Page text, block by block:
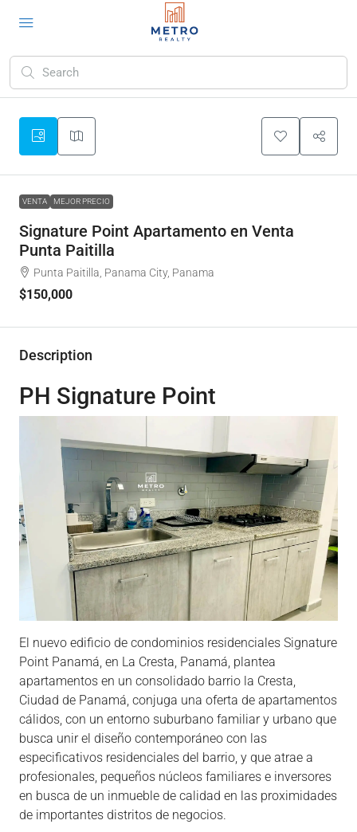
VENTA MEJOR PRECIO
Signature Point Apartamento en Venta
Punta Paitilla
Punta Paitilla, Panama City, Panama
$150,000
Description
PH Signature Point
El nuevo edificio de condominios residenciales Signature
Point Panamá, en La Cresta, Panamá, plantea
apartamentos en un consolidado barrio la Cresta,
Ciudad de Panamá, conjuga una oferta de apartamentos
cálidos, con un entorno suburbano familiar y urbano que
busca unir el diseño contemporáneo con las
especificativos residenciales del barrio, y que atrae a
profesionales, pequeños núcleos familiares e inversores
en busca de un inmueble de calidad en las proximidades
de importantes distritos de negocios.